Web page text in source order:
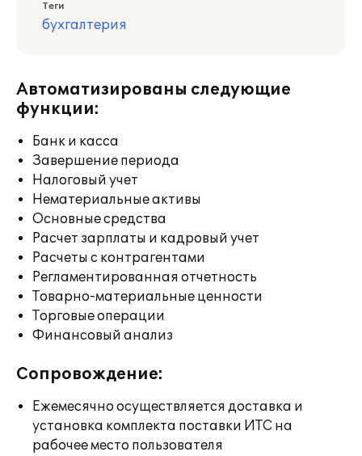
Теги
бухгалтерия
Автоматизированы следующие
функции:
Банк и касса
Завершение периода
Налоговый учет
Нематериальные активы
Основные средства
Расчет зарплаты и кадровый учет
Расчеты с контрагентами
Регламентированная отчетность
Товарно-материальные ценности
Торговые операции
Финансовый анализ
Сопровождение:
Ежемесячно осуществляется доставка и
установка комплекта поставки ИТС на
рабочее место пользователя